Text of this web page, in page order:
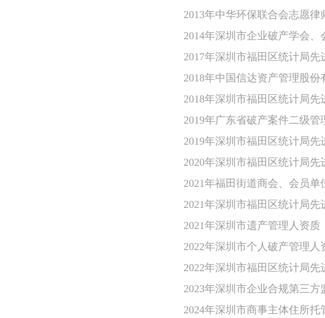
2013年中华环保联合会志愿律
2014年深圳市企业破产学会、
2017年深圳市福田区统计局先
2018年中国信达资产管理股
2018年深圳市福田区统计局先
2019年广东省破产案件二级管
2019年深圳市福田区统计局先
2020年深圳市福田区统计局先
2021年福田街道商会、会员单
2021年深圳市福田区统计局先
2021年深圳市遗产管理人资质
2022年深圳市个人破产管理人
2022年深圳市福田区统计局先
2023年深圳市企业合规第三方
2024年深圳市商事主体住所托